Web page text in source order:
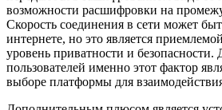
возможности расшифровки на
Скорость соединения в сети может
интернете, но это является
уровень приватности и безопасности.
пользователей именно этот фактор
выборе платформы для